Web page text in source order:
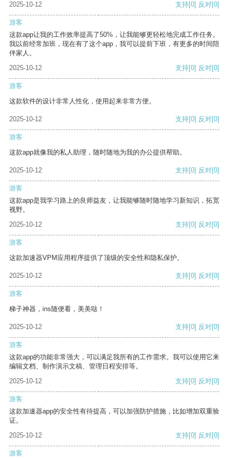
2025-10-12 支持[0] 反对[0]
游客
这款app让我的工作效率提高了50%，让我能够更轻松地完成工作任务。
我以前经常加班，现在有了这个app，我可以提前下班，有更多的时间陪
伴家人。
2025-10-12
支持[0] 反对[0]
游客
这款软件的设计非常人性化，使用起来非常方便。
2025-10-12 支持[0] 反对[0]
游客
这款app就像我的私人助理，随时随地为我的办公提供帮助。
2025-10-12 支持[0] 反对[0]
游客
这款app是我学习路上的良师益友，让我能够随时随地学习新知识，拓宽
视野。
2025-10-12
支持[0] 反对[0]
游客
这款加速器VPM应用程序提供了顶级的安全性和隐私保护。
2025-10-12 支持[0] 反对[0]
游客
梯子神器，ins随便看，美美哒！
2025-10-12 支持[0] 反对[0]
游客
这款app的功能非常强大，可以满足我所有的工作需求。我可以使用它来
编辑文档、制作演示文稿、管理日程安排等。
2025-10-12
支持[0] 反对[0]
游客
这款加速器app的安全性有待提高，可以加强防护措施，比如增加双重验
证。
2025-10-12
支持[0] 反对[0]
游客